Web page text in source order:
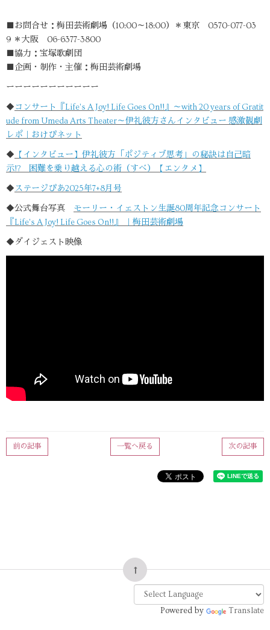
■お問合せ：梅田芸術劇場（10:00～18:00）＊東京 0570-077-03
9 ＊大阪 06-6377-3800
■協力：宝塚歌劇団
■企画・制作・主催：梅田芸術劇場
ーーーーーーーーーーー
◆コンサート『Life's A Joy! Life Goes On!!』～with 20 years of Gratit
ude from Umeda Arts Theater～伊礼彼方さんインタビュー 感激観劇
レポ｜おけぴネット
◆ 【インタビュー】伊礼彼方「ポジティブ思考」の秘訣は自己暗
示!? 困難を乗り越える心の術（すべ）【エンタメ】
◆ステージぴあ2025年7+8月号
◆公式舞台写真 モーリー・イェストン生誕80周年記念コンサート
『Life's A Joy! Life Goes On!!』 ｜梅田芸術劇場
◆ダイジェスト映像
次の記事
一覧へ戻る
前の記事
Powered by Translate